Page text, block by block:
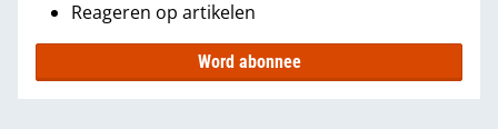
Reageren op artikelen
Word abonnee